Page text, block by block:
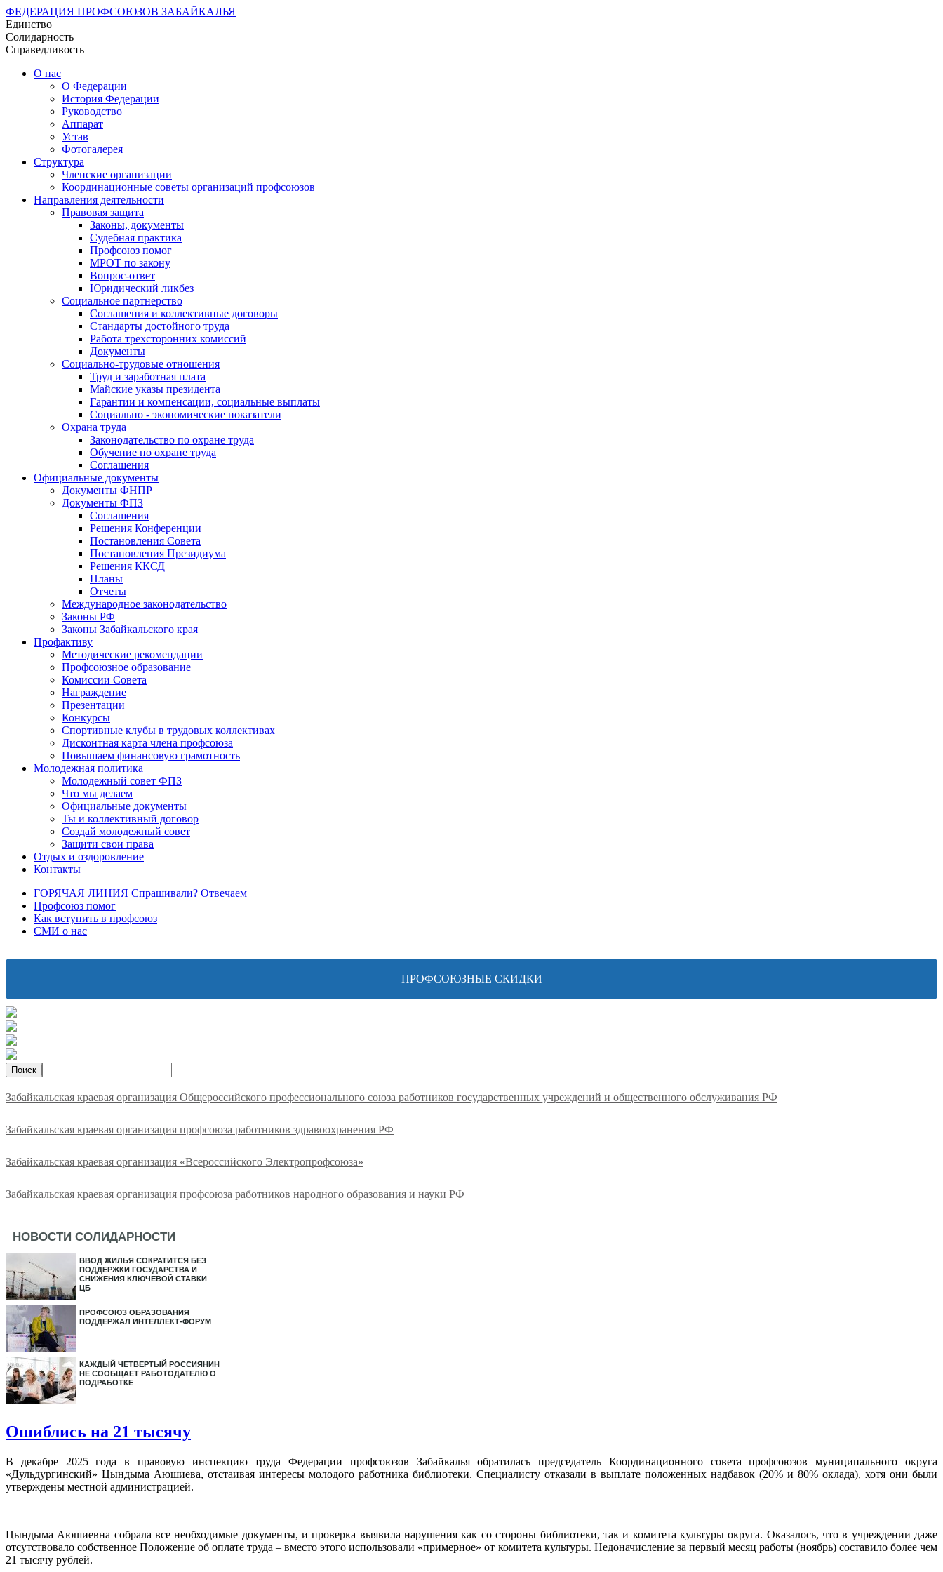
ФЕДЕРАЦИЯ ПРОФСОЮЗОВ ЗАБАЙКАЛЬЯ
Единство
Солидарность
Справедливость
О нас
О Федерации
История Федерации
Руководство
Аппарат
Устав
Фотогалерея
Структура
Членские организации
Координационные советы организаций профсоюзов
Направления деятельности
Правовая защита
Законы, документы
Судебная практика
Профсоюз помог
МРОТ по закону
Вопрос-ответ
Юридический ликбез
Социальное партнерство
Соглашения и коллективные договоры
Стандарты достойного труда
Работа трехсторонних комиссий
Документы
Социально-трудовые отношения
Труд и заработная плата
Майские указы президента
Гарантии и компенсации, социальные выплаты
Социально - экономические показатели
Охрана труда
Законодательство по охране труда
Обучение по охране труда
Соглашения
Официальные документы
Документы ФНПР
Документы ФПЗ
Соглашения
Решения Конференции
Постановления Совета
Постановления Президиума
Решения ККСД
Планы
Отчеты
Международное законодательство
Законы РФ
Законы Забайкальского края
Профактиву
Методические рекомендации
Профсоюзное образование
Комиссии Совета
Награждение
Презентации
Конкурсы
Спортивные клубы в трудовых коллективах
Дисконтная карта члена профсоюза
Повышаем финансовую грамотность
Молодежная политика
Молодежный совет ФПЗ
Что мы делаем
Официальные документы
Ты и коллективный договор
Создай молодежный совет
Защити свои права
Отдых и оздоровление
Контакты
ГОРЯЧАЯ ЛИНИЯ Спрашивали? Отвечаем
Профсоюз помог
Как вступить в профсоюз
СМИ о нас
ПРОФСОЮЗНЫЕ СКИДКИ
Забайкальская краевая организация Общероссийского профессионального союза работников государственных учреждений и общественного обслуживания РФ
Забайкальская краевая организация профсоюза работников здравоохранения РФ
Забайкальская краевая организация «Всероссийского Электропрофсоюза»
Забайкальская краевая организация профсоюза работников народного образования и науки РФ
НОВОСТИ СОЛИДАРНОСТИ
ВВОД ЖИЛЬЯ СОКРАТИТСЯ БЕЗ
ПОДДЕРЖКИ ГОСУДАРСТВА И
СНИЖЕНИЯ КЛЮЧЕВОЙ СТАВКИ
ЦБ
ПРОФСОЮЗ ОБРАЗОВАНИЯ
ПОДДЕРЖАЛ ИНТЕЛЛЕКТ-ФОРУМ
КАЖДЫЙ ЧЕТВЕРТЫЙ РОССИЯНИН
НЕ СООБЩАЕТ РАБОТОДАТЕЛЮ О
ПОДРАБОТКЕ
Ошиблись на 21 тысячу
В декабре 2025 года в правовую инспекцию труда Федерации профсоюзов Забайкалья обратилась председатель Координационного совета профсоюзов муниципального округа
«Дульдургинский» Цындыма Аюшиева, отстаивая интересы молодого работника библиотеки. Специалисту отказали в выплате положенных надбавок (20% и 80% оклада), хотя они были
утверждены местной администрацией.
Цындыма Аюшиевна собрала все необходимые документы, и проверка выявила нарушения как со стороны библиотеки, так и комитета культуры округа. Оказалось, что в учреждении даже
отсутствовало собственное Положение об оплате труда – вместо этого использовали «примерное» от комитета культуры. Недоначисление за первый месяц работы (ноябрь) составило более чем
21 тысячу рублей.